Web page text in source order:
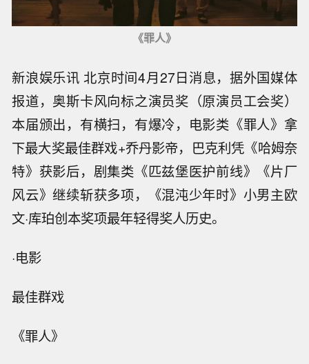
《罪人》
新浪娱乐讯 北京时间4月27日消息，据外国媒体
报道，奥斯卡风向标之演员奖（原演员工会奖）
本届颁出，有横扫，有爆冷，电影类《罪人》拿
下最大奖最佳群戏+乔丹影帝，巴克利凭《哈姆奈
特》获影后，剧集类《匹兹堡医护前线》《片厂
风云》继续斩获多项，《混沌少年时》小男主欧
文·库珀创本奖项最年轻得奖人历史。
·电影
最佳群戏
《罪人》